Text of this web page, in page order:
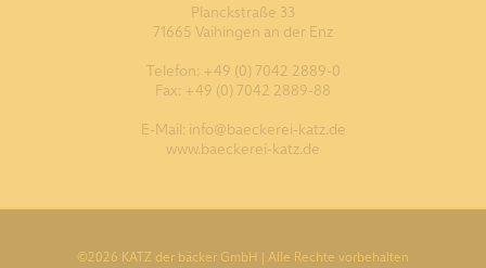
Planckstraße 33
71665 Vaihingen an der Enz
Telefon: +49 (0) 7042 2889-0
Fax: +49 (0) 7042 2889-88
E-Mail: info@baeckerei-katz.de
www.baeckerei-katz.de
©2026 KATZ der bäcker GmbH | Alle Rechte vorbehalten